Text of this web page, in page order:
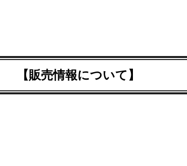
【販売情報について】